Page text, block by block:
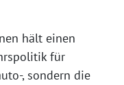
hält einen
für
, sondern die